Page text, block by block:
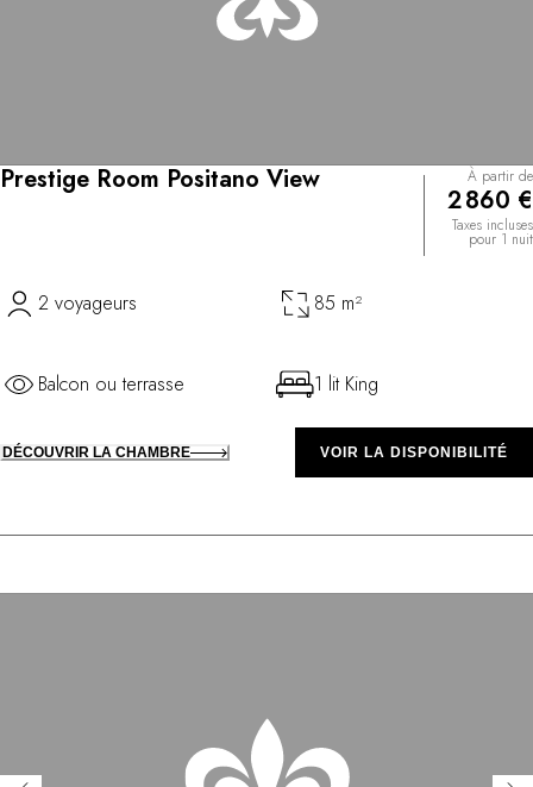
Prestige Room Positano View À partir de
2 860 €
Taxes incluses
pour 1 nuit
2 voyageurs 85 m²
Balcon ou terrasse 1 lit King
DÉCOUVRIR LA CHAMBRE VOIR LA DISPONIBILITÉ